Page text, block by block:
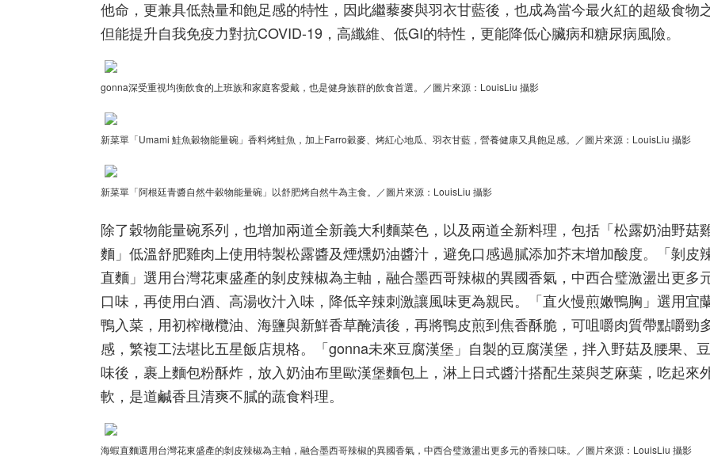
他命，更兼具低熱量和飽足感的特性，因此繼藜麥與羽衣甘藍後，也成為當今最火紅的超級食物
但能提升自我免疫力對抗COVID-19，高纖維、低GI的特性，更能降低心臟病和糖尿病風險。
gonna深受重視均衡飲食的上班族和家庭客愛戴，也是健身族群的飲食首選。／圖片來源：LouisLiu 攝影
新菜單「Umami 鮭魚穀物能量碗」香料烤鮭魚，加上Farro穀麥、烤紅心地瓜、羽衣甘藍，營養健康又具飽足感。／圖片來源：LouisLiu 攝影
新菜單「阿根廷青醬自然牛穀物能量碗」以舒肥烤自然牛為主食。／圖片來源：LouisLiu 攝影
除了穀物能量碗系列，也增加兩道全新義大利麵菜色，以及兩道全新料理，包括「松露奶油野菇
麵」低溫舒肥雞肉上使用特製松露醬及煙燻奶油醬汁，避免口感過膩添加芥末增加酸度。「剝皮
直麵」選用台灣花東盛產的剝皮辣椒為主軸，融合墨西哥辣椒的異國香氣，中西合璧激盪出更多
口味，再使用白酒、高湯收汁入味，降低辛辣刺激讓風味更為親民。「直火慢煎嫩鴨胸」選用宜
鴨入菜，用初榨橄欖油、海鹽與新鮮香草醃漬後，再將鴨皮煎到焦香酥脆，可咀嚼肉質帶點嚼勁
感，繁複工法堪比五星飯店規格。「gonna未來豆腐漢堡」自製的豆腐漢堡，拌入野菇及腰果、
味後，裹上麵包粉酥炸，放入奶油布里歐漢堡麵包上，淋上日式醬汁搭配生菜與芝麻葉，吃起來
軟，是道鹹香且清爽不膩的蔬食料理。
海蝦直麵選用台灣花東盛產的剝皮辣椒為主軸，融合墨西哥辣椒的異國香氣，中西合璧激盪出更多元的香辣口味。／圖片來源：LouisLiu 攝影